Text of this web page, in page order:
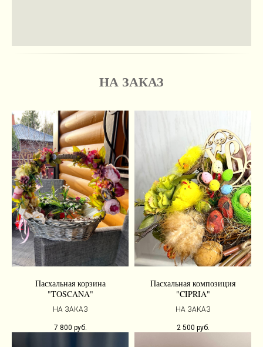
НА ЗАКАЗ
Пасхальная корзина
"TOSCANA"
НА ЗАКАЗ
7 800 руб.
Пасхальная композиция
"CIPRIA"
НА ЗАКАЗ
2 500 руб.